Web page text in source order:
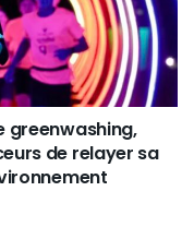
greenwashing,
de relayer sa